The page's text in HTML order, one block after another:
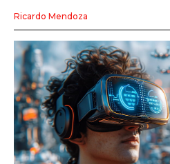
Ricardo Mendoza